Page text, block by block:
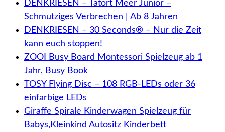
DENKRIESEN – Tatort Meer Junior –
Schmutziges Verbrechen | Ab 8 Jahren
DENKRIESEN – 30 Seconds® – Nur die Zeit
kann euch stoppen!
ZOOI Busy Board Montessori Spielzeug ab 1
Jahr, Busy Book
TOSY Flying Disc – 108 RGB-LEDs oder 36
einfarbige LEDs
Giraffe Spirale Kinderwagen Spielzeug für
Babys,Kleinkind Autositz Kinderbett